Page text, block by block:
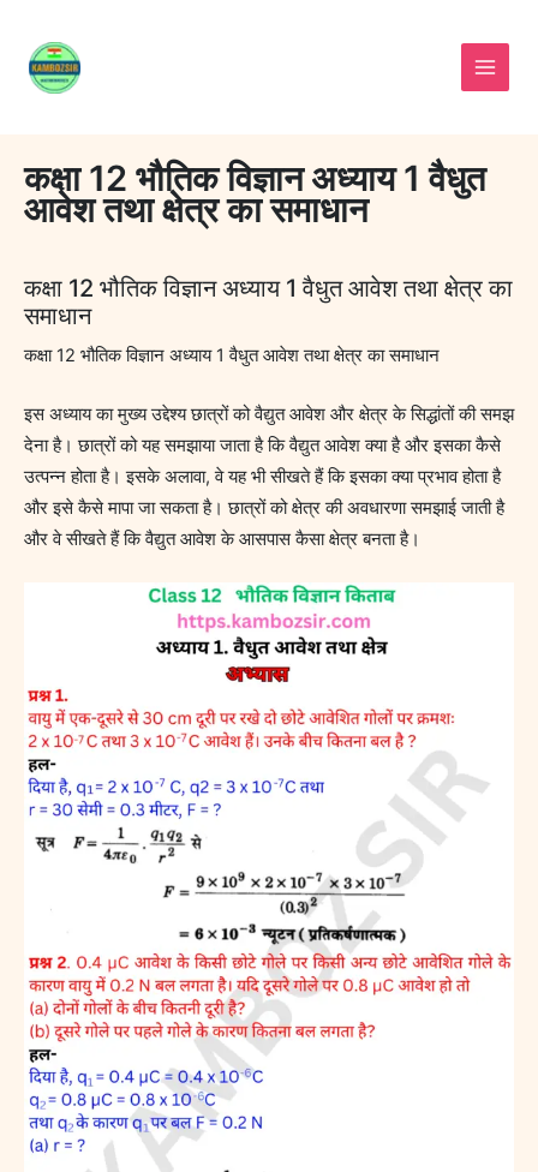
content
कक्षा 12 भौतिक विज्ञान अध्याय 1 वैधुत
आवेश तथा क्षेत्र का समाधान
कक्षा 12 भौतिक विज्ञान अध्याय 1 वैधुत आवेश तथा क्षेत्र का
समाधान
कक्षा 12 भौतिक विज्ञान अध्याय 1 वैधुत आवेश तथा क्षेत्र का समाधान
इस अध्याय का मुख्य उद्देश्य छात्रों को वैद्युत आवेश और क्षेत्र के सिद्धांतों की समझ
देना है। छात्रों को यह समझाया जाता है कि वैद्युत आवेश क्या है और इसका कैसे
उत्पन्न होता है। इसके अलावा, वे यह भी सीखते हैं कि इसका क्या प्रभाव होता है
और इसे कैसे मापा जा सकता है। छात्रों को क्षेत्र की अवधारणा समझाई जाती है
और वे सीखते हैं कि वैद्युत आवेश के आसपास कैसा क्षेत्र बनता है।